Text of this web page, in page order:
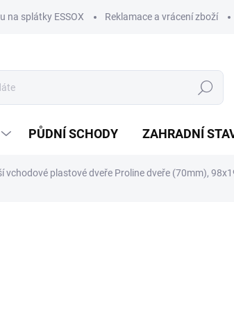
na splátky ESSOX Reklamace a vrácení zboží
Hledat
PŮDNÍ SCHODY ZAHRADNÍ
vchodové plastové dveře Proline dveře (70mm),